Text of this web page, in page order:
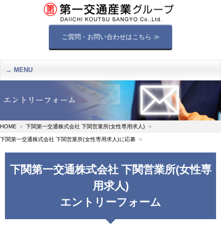
ご質問・お問い合わせはこちら ≫
MENU
HOME 下関第一交通株式会社 下関営業所(女性専用求人)
下関第一交通株式会社 下関営業所(女性専用求人)に応募
下関第一交通株式会社 下関営業所(女性専
用求人)
エントリーフォーム